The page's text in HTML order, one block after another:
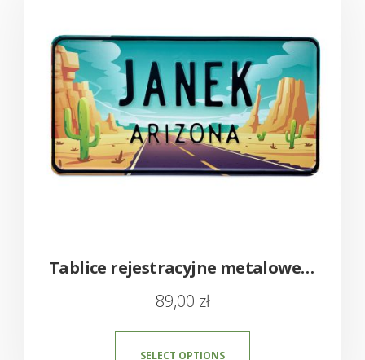
Tablice rejestracyjne metalowe – amerykańskie z imieniem USA
89,00 zł
SELECT OPTIONS